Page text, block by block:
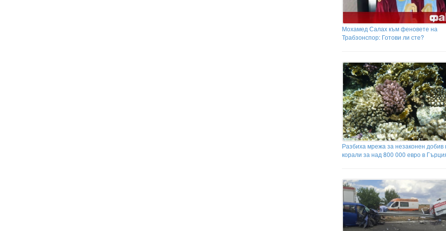
Мохамед Салах към феновете на
Трабзонспор: Готови ли сте?
Разбиха мрежа за незаконен добив
корали за над 800 000 евро в